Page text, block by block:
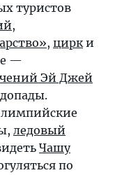
туристов
,
, цирки
—
Эй Джей
ледовый
Чашу
по